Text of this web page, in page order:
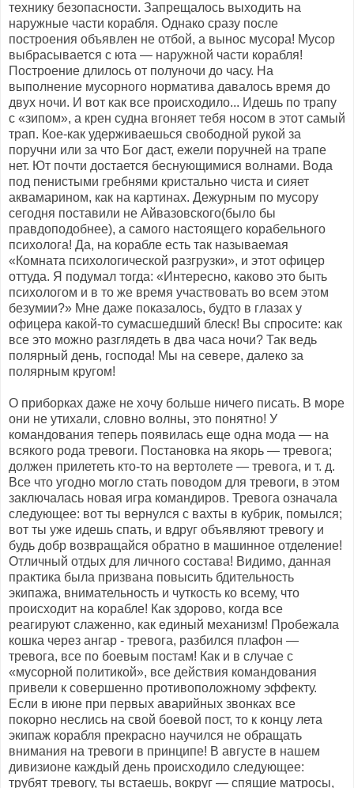
технику безопасности. Запрещалось выходить на
наружные части корабля. Однако сразу после
построения объявлен не отбой, а вынос мусора! Мусор
выбрасывается с юта — наружной части корабля!
Построение длилось от полуночи до часу. На
выполнение мусорного норматива давалось время до
двух ночи. И вот как все происходило... Идешь по трапу
с «зипом», а крен судна вгоняет тебя носом в этот самый
трап. Кое-как удерживаешься свободной рукой за
поручни или за что Бог даст, ежели поручней на трапе
нет. Ют почти достается беснующимися волнами. Вода
под пенистыми гребнями кристально чиста и сияет
аквамарином, как на картинах. Дежурным по мусору
сегодня поставили не Айвазовского(было бы
правдоподобнее), а самого настоящего корабельного
психолога! Да, на корабле есть так называемая
«Комната психологической разгрузки», и этот офицер
оттуда. Я подумал тогда: «Интересно, каково это быть
психологом и в то же время участвовать во всем этом
безумии?» Мне даже показалось, будто в глазах у
офицера какой-то сумасшедший блеск! Вы спросите: как
все это можно разглядеть в два часа ночи? Так ведь
полярный день, господа! Мы на севере, далеко за
полярным кругом!
О приборках даже не хочу больше ничего писать. В море
они не утихали, словно волны, это понятно! У
командования теперь появилась еще одна мода — на
всякого рода тревоги. Постановка на якорь — тревога;
должен прилететь кто-то на вертолете — тревога, и т. д.
Все что угодно могло стать поводом для тревоги, в этом
заключалась новая игра командиров. Тревога означала
следующее: вот ты вернулся с вахты в кубрик, помылся;
вот ты уже идешь спать, и вдруг объявляют тревогу и
будь добр возвращайся обратно в машинное отделение!
Отличный отдых для личного состава! Видимо, данная
практика была призвана повысить бдительность
экипажа, внимательность и чуткость ко всему, что
происходит на корабле! Как здорово, когда все
реагируют слаженно, как единый механизм! Пробежала
кошка через ангар - тревога, разбился плафон —
тревога, все по боевым постам! Как и в случае с
«мусорной политикой», все действия командования
привели к совершенно противоположному эффекту.
Если в июне при первых аварийных звонках все
покорно неслись на свой боевой пост, то к концу лета
экипаж корабля прекрасно научился не обращать
внимания на тревоги в принципе! В августе в нашем
дивизионе каждый день происходило следующее:
трубят тревогу, ты встаешь, вокруг — спящие матросы,